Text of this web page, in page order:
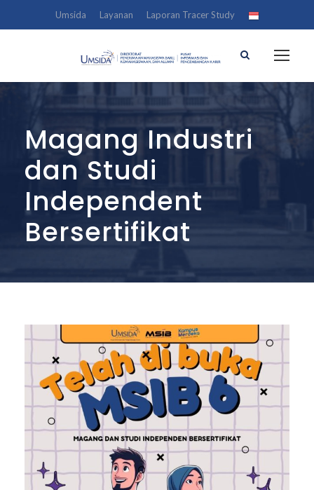
Umsida Layanan Laporan Tracer Study
Magang Industri
dan Studi
Independent
Bersertifikat